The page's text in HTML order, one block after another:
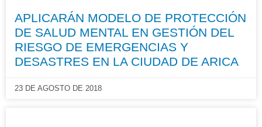
APLICARÁN MODELO DE PROTECCIÓN
DE SALUD MENTAL EN GESTIÓN DEL
RIESGO DE EMERGENCIAS Y
DESASTRES EN LA CIUDAD DE ARICA
23 DE AGOSTO DE 2018